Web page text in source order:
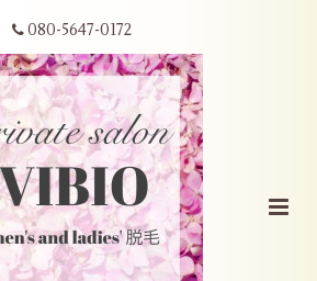
080-5647-0172